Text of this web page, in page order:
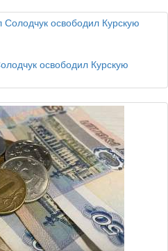
освободил Курскую